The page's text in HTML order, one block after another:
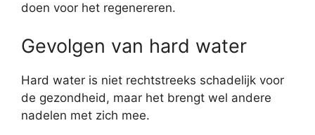
doen voor het regenereren.
Gevolgen van hard water
Hard water is niet rechtstreeks schadelijk voor
de gezondheid, maar het brengt wel andere
nadelen met zich mee.